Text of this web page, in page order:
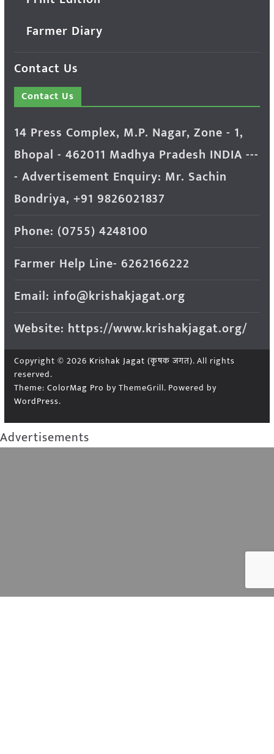
Farmer Diary
Contact Us
Contact Us
14 Press Complex, M.P. Nagar, Zone - 1,
Bhopal - 462011 Madhya Pradesh INDIA ---
- Advertisement Enquiry: Mr. Sachin
Bondriya, +91 9826021837
Phone: (0755) 4248100
Farmer Help Line- 6262166222
Email: info@krishakjagat.org
Website: https://www.krishakjagat.org/
Copyright © 2026 Krishak Jagat (कृषक जगत). All rights
reserved.
Theme: ColorMag Pro by ThemeGrill. Powered by
WordPress.
Advertisements